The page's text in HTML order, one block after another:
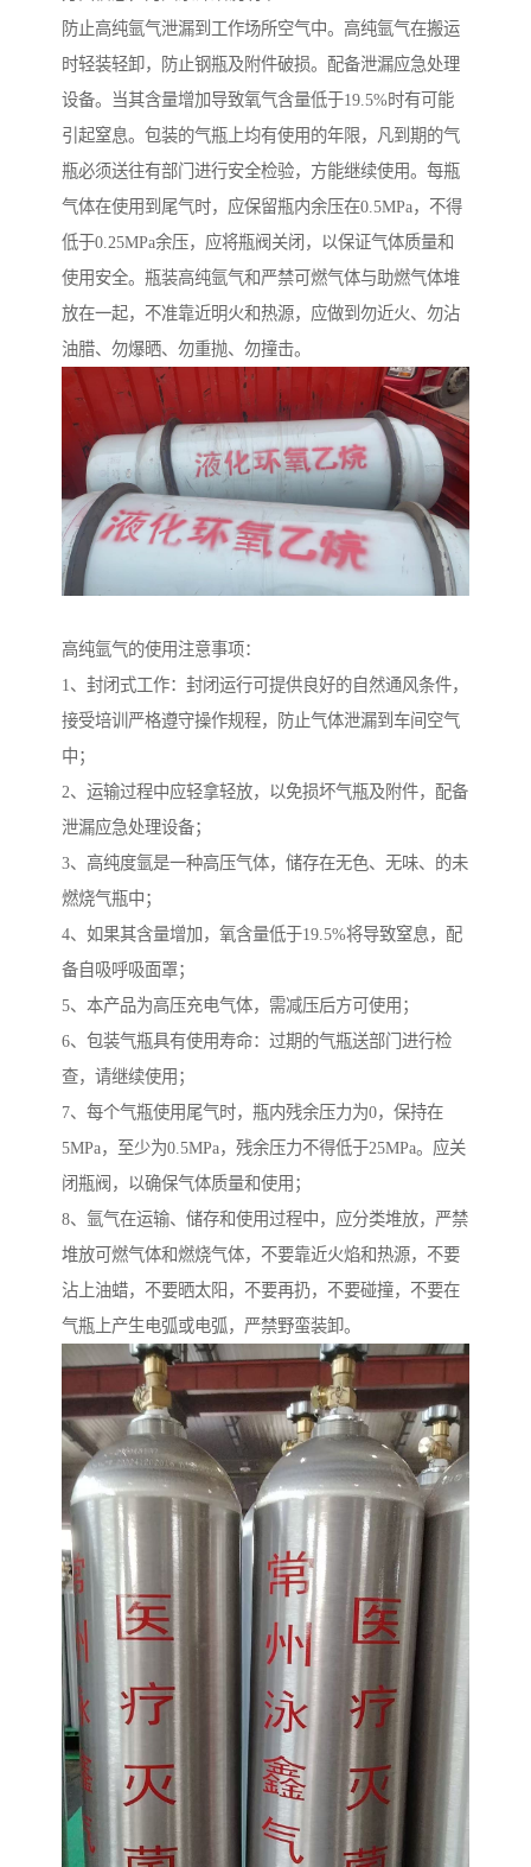
防止高纯氩气泄漏到工作场所空气中。高纯氩气在搬运
时轻装轻卸，防止钢瓶及附件破损。配备泄漏应急处理
设备。当其含量增加导致氧气含量低于19.5%时有可能
引起窒息。包装的气瓶上均有使用的年限，凡到期的气
瓶必须送往有部门进行安全检验，方能继续使用。每瓶
气体在使用到尾气时，应保留瓶内余压在0.5MPa，不得
低于0.25MPa余压，应将瓶阀关闭，以保证气体质量和
使用安全。瓶装高纯氩气和严禁可燃气体与助燃气体堆
放在一起，不准靠近明火和热源，应做到勿近火、勿沾
油腊、勿爆晒、勿重抛、勿撞击。
高纯氩气的使用注意事项：
1、封闭式工作：封闭运行可提供良好的自然通风条件，
接受培训严格遵守操作规程，防止气体泄漏到车间空气
中；
2、运输过程中应轻拿轻放，以免损坏气瓶及附件，配备
泄漏应急处理设备；
3、高纯度氩是一种高压气体，储存在无色、无味、的未
燃烧气瓶中；
4、如果其含量增加，氧含量低于19.5%将导致窒息，配
备自吸呼吸面罩；
5、本产品为高压充电气体，需减压后方可使用；
6、包装气瓶具有使用寿命：过期的气瓶送部门进行检
查，请继续使用；
7、每个气瓶使用尾气时，瓶内残余压力为0，保持在
5MPa，至少为0.5MPa，残余压力不得低于25MPa。应关
闭瓶阀，以确保气体质量和使用；
8、氩气在运输、储存和使用过程中，应分类堆放，严禁
堆放可燃气体和燃烧气体，不要靠近火焰和热源，不要
沾上油蜡，不要晒太阳，不要再扔，不要碰撞，不要在
气瓶上产生电弧或电弧，严禁野蛮装卸。